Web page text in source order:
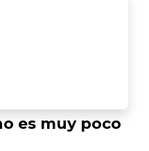
es muy poco